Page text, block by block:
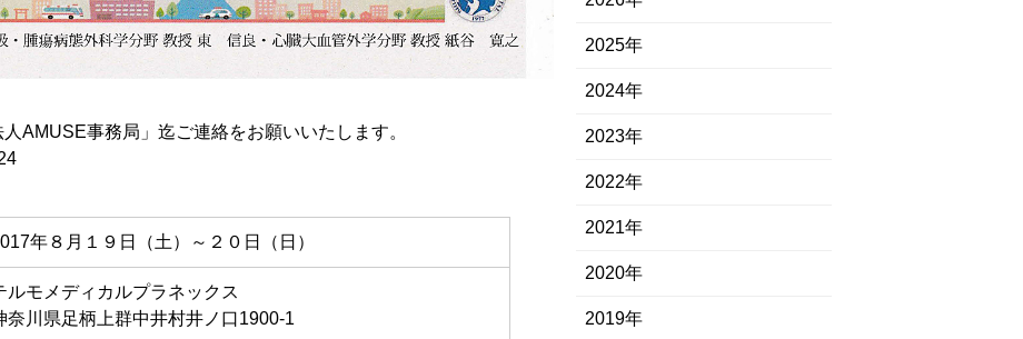
事務局」迄ご連絡をお願いいたします。
年８月１９日（土）～２０日（日）
ルモメディカルプラネックス
奈川県足柄上群中井村井ノ口1900-1
2025年
2024年
2023年
2022年
2021年
2020年
2019年